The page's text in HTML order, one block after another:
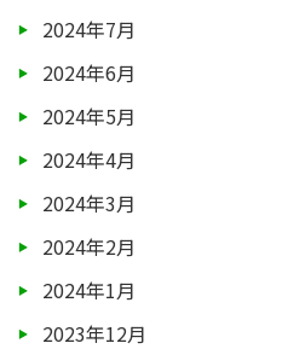
2024年7月
2024年6月
2024年5月
2024年4月
2024年3月
2024年2月
2024年1月
2023年12月